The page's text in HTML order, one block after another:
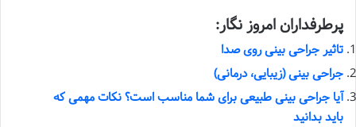
پرطرفداران امروز نگار:
تاثیر جراحی بینی روی صدا
جراحی بینی (زیبایی، درمانی)
آیا جراحی بینی طبیعی برای شما مناسب است؟ نکات مهمی که
باید بدانید